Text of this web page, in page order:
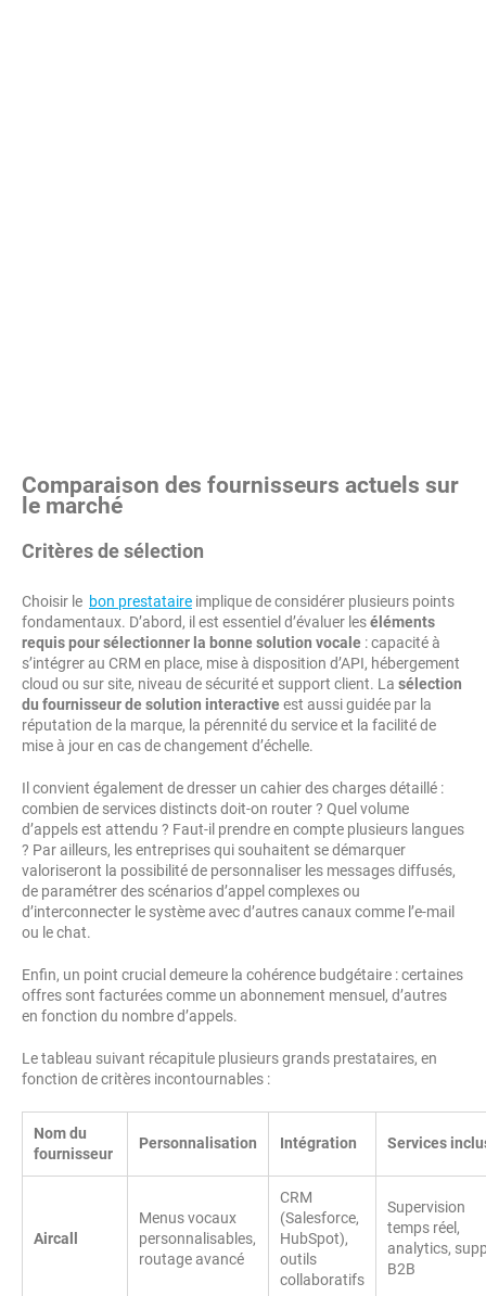
Comparaison des fournisseurs actuels sur
le marché
Critères de sélection
Choisir le bon prestataire implique de considérer plusieurs points
fondamentaux. D’abord, il est essentiel d’évaluer leséléments
requis pour sélectionner la bonne solution vocale : capacité à
s’intégrer au CRM en place, mise à disposition d’API, hébergement
cloud ou sur site, niveau de sécurité et support client. La sélection
du fournisseur de solution interactiveest aussi guidée par la
réputation de la marque, la pérennité du service et la facilité de
mise à jour en cas de changement d’échelle.
Il convient également de dresser un cahier des charges détaillé :
combien de services distincts doit-on router ? Quel volume
d’appels est attendu ? Faut-il prendre en compte plusieurs langues
? Par ailleurs, les entreprises qui souhaitent se démarquer
valoriseront la possibilité de personnaliser les messages diffusés,
de paramétrer des scénarios d’appel complexes ou
d’interconnecter le système avec d’autres canaux comme l’e-mail
ou le chat.
Enfin, un point crucial demeure la cohérence budgétaire : certaines
offres sont facturées comme un abonnement mensuel, d’autres
en fonction du nombre d’appels.
Le tableau suivant récapitule plusieurs grands prestataires, en
fonction de critères incontournables :
Nom du
fournisseur
Personnalisation Intégration Services
Aircall
Menus vocaux
personnalisables,
routage avancé
CRM
(Salesforce,
HubSpot),
outils
collaboratifs
Supervision
temps réel,
analytics,
B2B